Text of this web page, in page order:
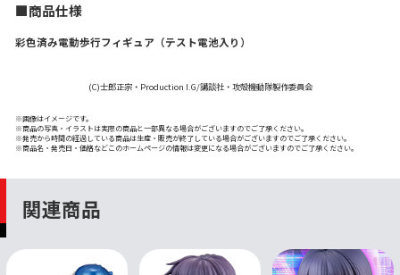
■商品仕様
彩色済み電動歩行フィギュア（テスト電池入り）
(C)士郎正宗・Production I.G/講談社・攻殻機動隊製作委員会
※画像はイメージです。
※商品の写真・イラストは実際の商品と一部異なる場合がございますのでご了承ください。
※発売から時間の経過している商品は生産・販売が終了している場合がございますのでご了承ください。
※商品名・発売日・価格などこのホームページの情報は変更になる場合がございますのでご了承ください。
関連商品